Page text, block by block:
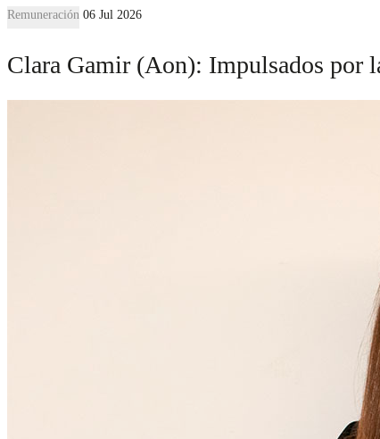
Remuneración 06 Jul 2026
Clara Gamir (Aon): Impulsados por